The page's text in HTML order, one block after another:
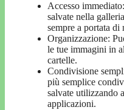
Accesso
salvate nella
sempre a portata di
Organizzazione:
le tue immagini in
cartelle.
Condivisione
più semplice
salvate utilizzando
applicazioni.